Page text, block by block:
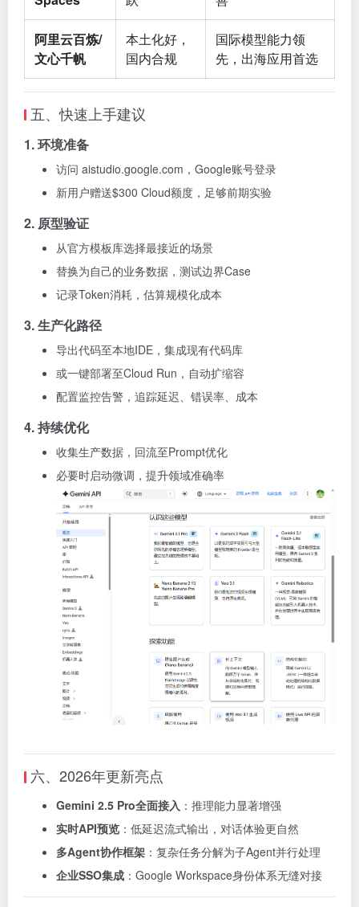
阿里云百炼/
文心千帆
本土化好，
国内合规
国际模型能力领
先，出海应用首选
五、快速上手建议
1. 环境准备
访问 aistudio.google.com，Google账号登录
新用户赠送$300 Cloud额度，足够前期实验
2. 原型验证
从官方模板库选择最接近的场景
替换为自己的业务数据，测试边界Case
记录Token消耗，估算规模化成本
3. 生产化路径
导出代码至本地IDE，集成现有代码库
或一键部署至Cloud Run，自动扩缩容
配置监控告警，追踪延迟、错误率、成本
4. 持续优化
收集生产数据，回流至Prompt优化
必要时启动微调，提升领域准确率
六、2026年更新亮点
Gemini 2.5 Pro全面接入 ：推理能力显著增强
实时API预览 ：低延迟流式输出，对话体验更自然
多Agent协作框架 ：复杂任务分解为子Agent并行处理
企业SSO集成 ：Google Workspace身份体系无缝对接